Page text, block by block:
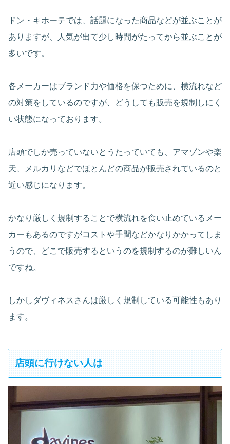
ドン・キホーテでは、話題になった商品などが並ぶことが
ありますが、人気が出て少し時間がたってから並ぶことが
多いです。
各メーカーはブランド力や価格を保つために、横流れなど
の対策をしているのですが、どうしても販売を規制しにく
い状態になっております。
店頭でしか売っていないとうたっていても、アマゾンや楽
天、メルカリなどでほとんどの商品が販売されているのと
近い感じになります。
かなり厳しく規制することで横流れを食い止めているメー
カーもあるのですがコストや手間などかなりかかってしま
うので、どこで販売するというのを規制するのが難しいん
ですね。
しかしダヴィネスさんは厳しく規制している可能性もあり
ます。
店頭に行けない人は